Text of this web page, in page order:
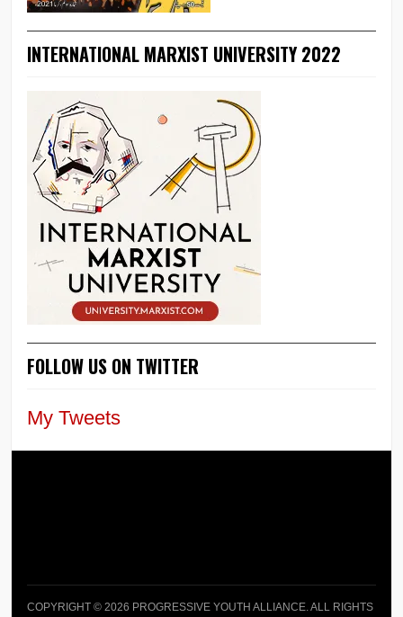
INTERNATIONAL MARXIST UNIVERSITY 2022
FOLLOW US ON TWITTER
My Tweets
COPYRIGHT © 2026 PROGRESSIVE YOUTH ALLIANCE. ALL RIGHTS